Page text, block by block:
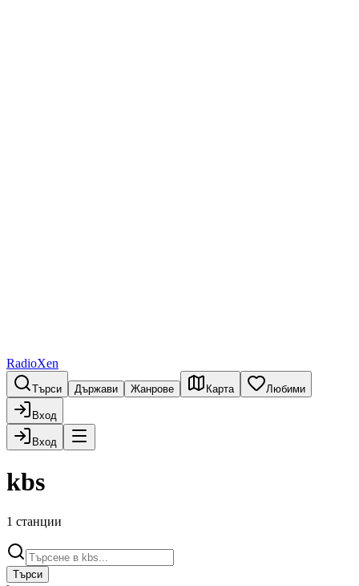
RadioXen
Търси Държави Жанрове Карта Любими
Вход
Вход
kbs
1 станции
Търси